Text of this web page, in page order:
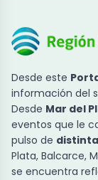
Desde este
información del
Desde Mar del
eventos que le
pulso de
Plata, Balcarce,
se encuentra